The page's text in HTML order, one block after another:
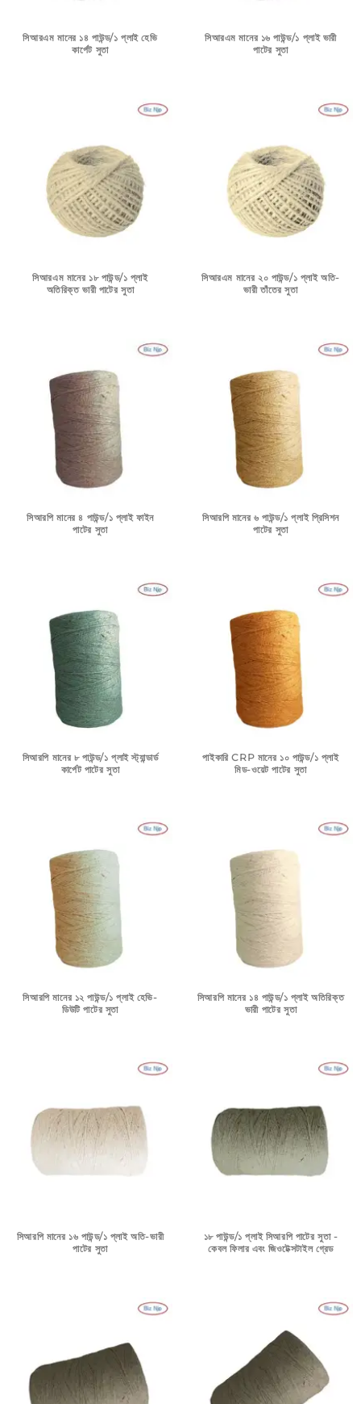
সিআরএম মানের ১৪ পাউন্ড/১ প্লাই হেভি
কার্পেট সুতা
সিআরএম মানের ১৬ পাউন্ড/১ প্লাই ভারী
পাটের সুতা
সিআরএম মানের ১৮ পাউন্ড/১ প্লাই
অতিরিক্ত ভারী পাটের সুতা
সিআরএম মানের ২০ পাউন্ড/১ প্লাই অতি-
ভারী তাঁতের সুতা
সিআরপি মানের ৪ পাউন্ড/১ প্লাই ফাইন
পাটের সুতা
সিআরপি মানের ৬ পাউন্ড/১ প্লাই প্রিসিশন
পাটের সুতা
সিআরপি মানের ৮ পাউন্ড/১ প্লাই স্ট্যান্ডার্ড
কার্পেট পাটের সুতা
পাইকারি CRP মানের ১০ পাউন্ড/১ প্লাই
মিড-ওয়েট পাটের সুতা
সিআরপি মানের ১২ পাউন্ড/১ প্লাই হেভি-
ডিউটি ​​পাটের সুতা
সিআরপি মানের ১৪ পাউন্ড/১ প্লাই অতিরিক্ত
ভারী পাটের সুতা
সিআরপি মানের ১৬ পাউন্ড/১ প্লাই অতি-ভারী
পাটের সুতা
১৮ পাউন্ড/১ প্লাই সিআরপি পাটের সুতা -
কেবল ফিলার এবং জিওটেক্সটাইল গ্রেড